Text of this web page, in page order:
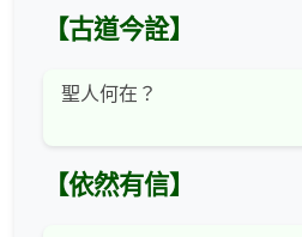
【古道今詮】
聖人何在？
【依然有信】